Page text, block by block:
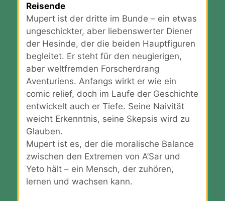
Reisende
Mupert ist der dritte im Bunde – ein etwas
ungeschickter, aber liebenswerter Diener
der Hesinde, der die beiden Hauptfiguren
begleitet. Er steht für den neugierigen,
aber weltfremden Forscherdrang
Aventuriens. Anfangs wirkt er wie ein
comic relief, doch im Laufe der Geschichte
entwickelt auch er Tiefe. Seine Naivität
weicht Erkenntnis, seine Skepsis wird zu
Glauben.
Mupert ist es, der die moralische Balance
zwischen den Extremen von A’Sar und
Yeto hält – ein Mensch, der zuhören,
lernen und wachsen kann.